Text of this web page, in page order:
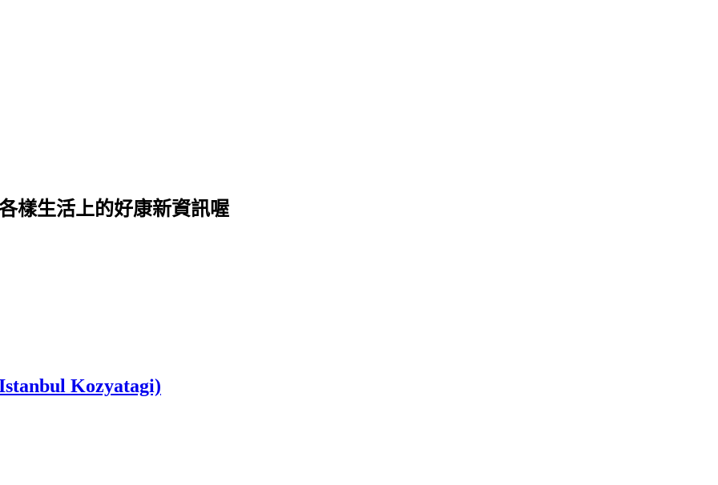
樣生活上的好康新資訊喔
Kozyatagi)